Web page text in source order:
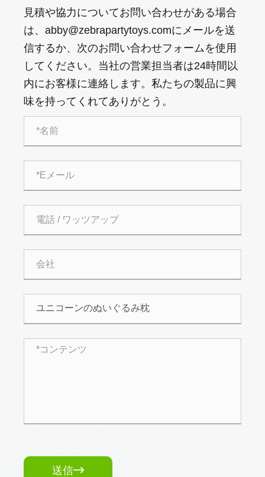
見積や協力についてお問い合わせがある場合
は、abby@zebrapartytoys.comにメールを送
信するか、次のお問い合わせフォームを使用
してください。当社の営業担当者は24時間以
内にお客様に連絡します。私たちの製品に興
味を持ってくれてありがとう。
送信